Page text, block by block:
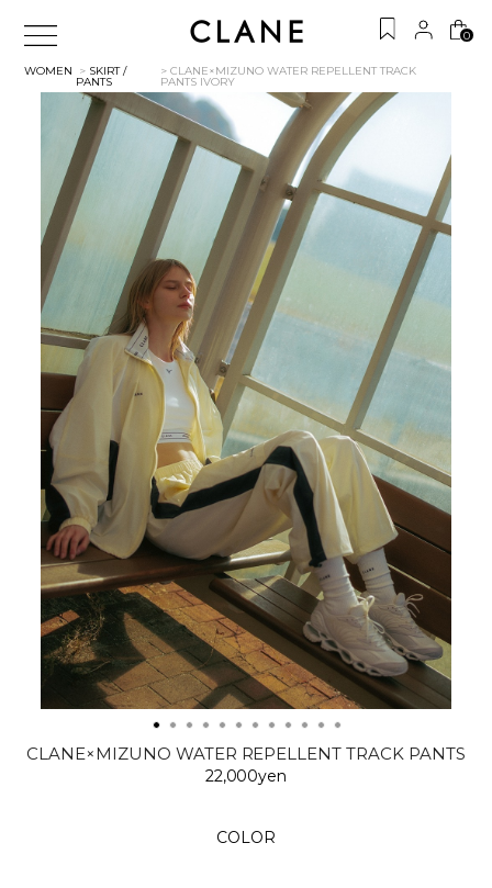
0
WOMEN > SKIRT /
PANTS
> CLANE×MIZUNO WATER REPELLENT TRACK
PANTS IVORY
CLANE×MIZUNO WATER REPELLENT TRACK PANTS
22,000yen
COLOR